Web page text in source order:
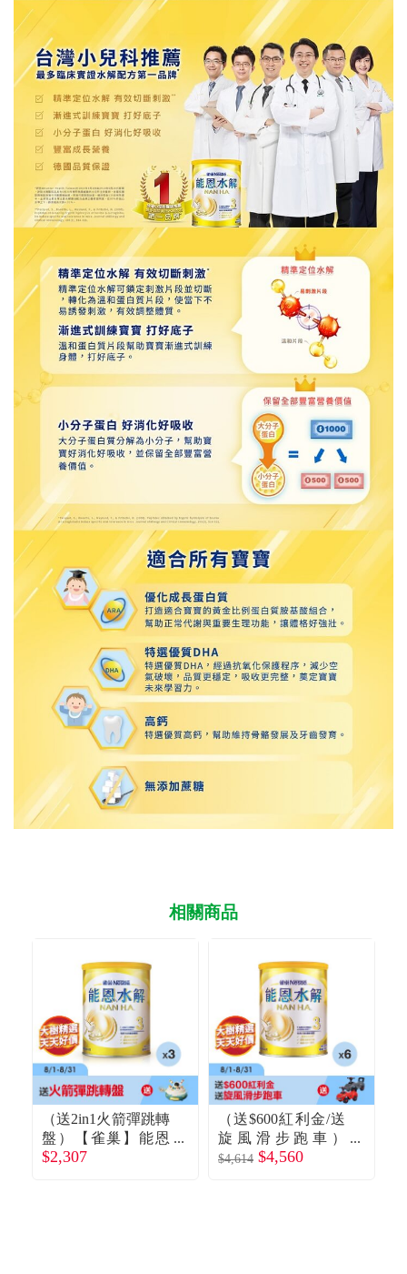
相關商品
（送2in1火箭彈跳轉
盤）【雀巢】能恩
水解HA3部分水解
$2,307
（送$600紅利金/送
旋風滑步跑車）
【雀巢】能恩水解H
$4,614 $4,560